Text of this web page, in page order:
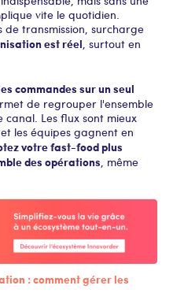
vite le quotidien.
de transmission, surcharge
est réel, surtout en
commandes sur un seul
de regrouper l'ensemble
canal. Les flux sont mieux
les équipes gagnent en
votre fast-food plus
des opérations, même
: comment gérer les